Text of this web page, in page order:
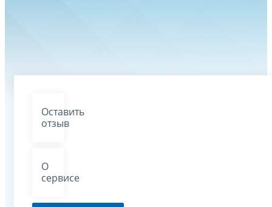
Оставить
отзыв
О
сервисе